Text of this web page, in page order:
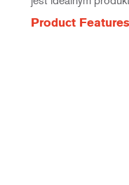
Product Features